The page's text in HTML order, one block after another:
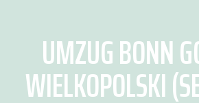
UMZUG BONN
WIELKOPOLSKI